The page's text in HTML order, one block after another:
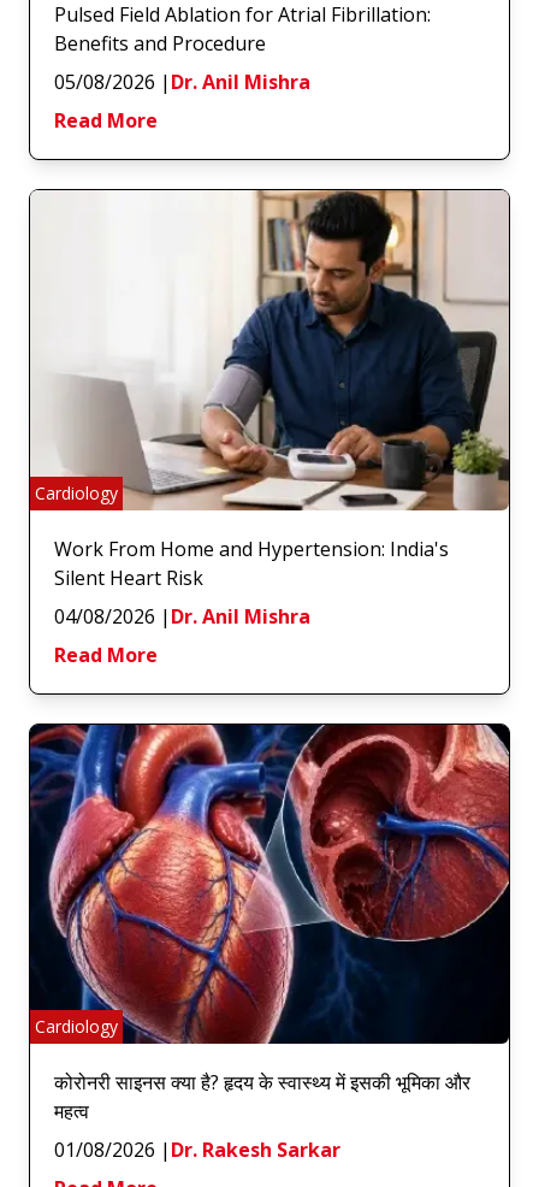
Pulsed Field Ablation for Atrial Fibrillation:
Benefits and Procedure
05/08/2026 | Dr. Anil Mishra
Read More
Cardiology
Work From Home and Hypertension: India's
Silent Heart Risk
04/08/2026 | Dr. Anil Mishra
Read More
Cardiology
कोरोनरी साइनस क्या है? हृदय के स्वास्थ्य में इसकी भूमिका और
महत्व
01/08/2026 | Dr. Rakesh Sarkar